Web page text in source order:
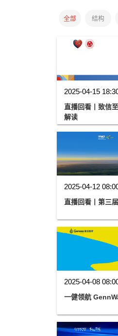
全部 结构
2025-04-15
直播回看丨致信
解读
2025-04-12
直播回看丨第三
2025-04-08
一健领航